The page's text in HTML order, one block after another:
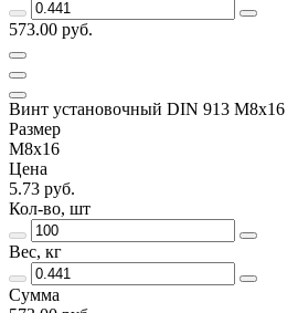
573.00 руб.
Винт установочный DIN 913 М8х16
Размер
М8х16
Цена
5.73 руб.
Кол-во, шт
Вес, кг
Сумма